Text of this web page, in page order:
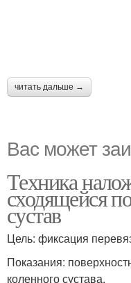
читать дальше →
Вас может
Техника
сходящейся
сустав
Цель: фиксация
Показания:
коленного сустава.